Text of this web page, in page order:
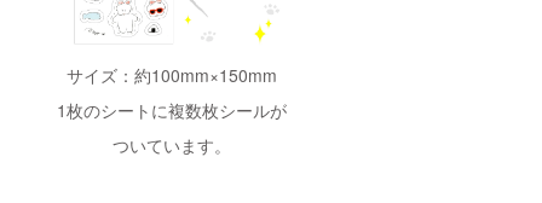
サイズ：約100mm×150mm
1枚のシートに複数枚シールが
ついています。